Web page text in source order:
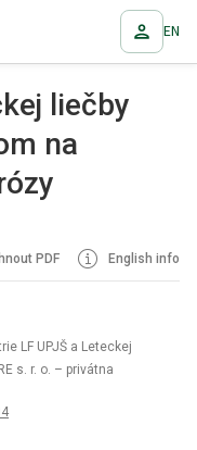
EN
liečby
na
PDF English info
LF UPJŠ a Leteckej
s. r. o. – privátna